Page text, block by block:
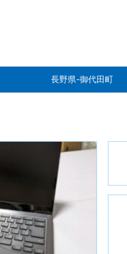
長野県-御代田町